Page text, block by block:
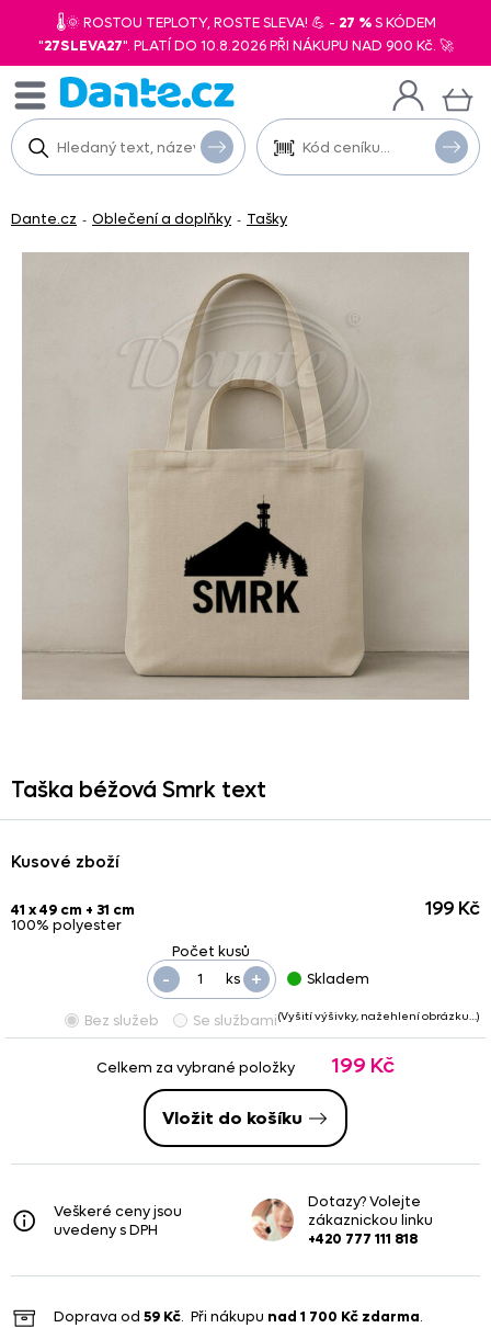
🌡️🌞 ROSTOU TEPLOTY, ROSTE SLEVA! 💪 - 27 %S KÓDEM
"27SLEVA27". PLATÍ DO 10.8.2026 PŘI NÁKUPU NAD 900 Kč. 🚀
Dante.cz - Oblečení a doplňky - Tašky
Taška béžová Smrk text
Kusové zboží
41 x 49 cm + 31 cm
100% polyester
ks +
-
199 Kč
Skladem
Bez služeb Se službami(Vyšití výšivky, nažehlení obrázku…)
Celkem za vybrané položky 199 Kč
Vložit do košíku
Veškeré ceny jsou
uvedeny s DPH
Dotazy? Volejte
zákaznickou linku
+420 777 111 818
Doprava od 59 Kč. Při nákupu nad 1 700 Kč zdarma.